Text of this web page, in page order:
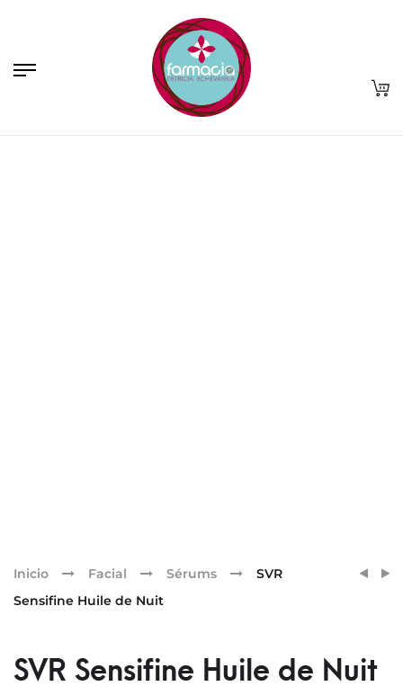
SVR
Inicio Facial Sérums
SVR
Sensifine Huile de Nuit
SVR Sensifine Huile de Nuit